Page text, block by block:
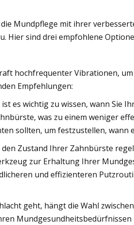
Mundpflege mit ihrer
Hier sind drei empfohlene
hochfrequenter Vibrationen,
Empfehlungen:
es wichtig zu wissen, wann Sie
was zu einem weniger
sollten, um festzustellen,
den Zustand Ihrer Zahnbürste
zur Erhaltung Ihrer
und effizienteren
geht, hängt die Wahl